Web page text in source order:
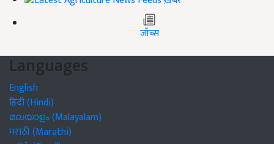
जॉब्स
Languages
English
हिंदी (Hindi)
മലയാളം (Malayalam)
मराठी (Marathi)